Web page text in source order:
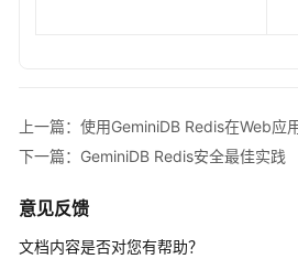
在
线
堂
应
上一篇：使用GeminiDB Redis在Web应
下一篇：GeminiDB Redis安全最佳实践
意见反馈
文档内容是否对您有帮助？